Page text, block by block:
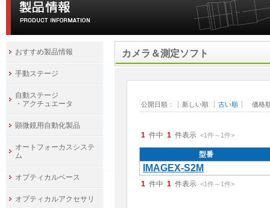
カメラ＆測定ソフト
公開日順： 新しい順 古い順 価格
1 件中 1 件表示 <1件～ 1件>
型番
IMAGEX-S2M
1 件中 1 件表示 <1件～ 1件>
おすすめ製品情報
手動ステージ
自動ステージ
・アクチュエータ
顕微鏡用自動化製品
オートフォーカスシステ
ム
オプティカルベース
オプティカルアクセサリ